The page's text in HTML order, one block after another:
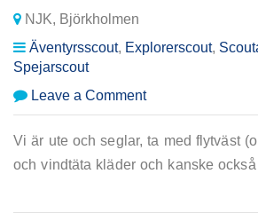
NJK, Björkholmen
Äventyrsscout, Explorerscout,
Spejarscout
Leave a Commenton
Avdelningsmöte:
Seglingsmöte
Vi är ute och seglar, ta med flytväst
och vindtäta kläder och kanske